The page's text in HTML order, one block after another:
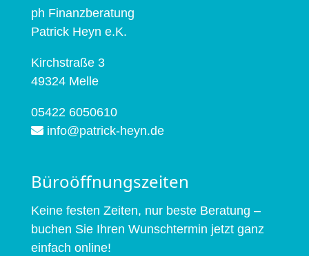
ph Finanzber­atung
Patrick Heyn e.K.
Kirch­straße 3
49324 Melle
‭05422 6050610‬
info@patrick-heyn.de
Büroöffnungszeiten
Keine fes­ten Zeit­en, nur beste Beratung –
buchen Sie Ihren Wun­schter­min jet­zt ganz
ein­fach online!